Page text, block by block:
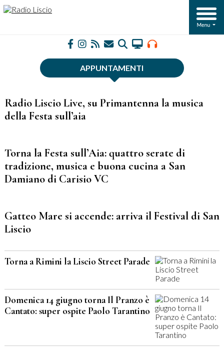
APPUNTAMENTI
Radio Liscio Live, su Primantenna la musica
della Festa sull’aia
Torna la Festa sull’Aia: quattro serate di
tradizione, musica e buona cucina a San
Damiano di Carisio VC
Gatteo Mare si accende: arriva il Festival di San
Liscio
Torna a Rimini la Liscio Street Parade
Domenica 14 giugno torna Il Pranzo è
Cantato: super ospite Paolo Tarantino